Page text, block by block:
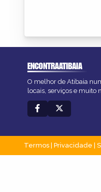
ENCONTRAATIBAIA
O melhor de Atibaia
locais, serviços e muito
Termos Privacidade